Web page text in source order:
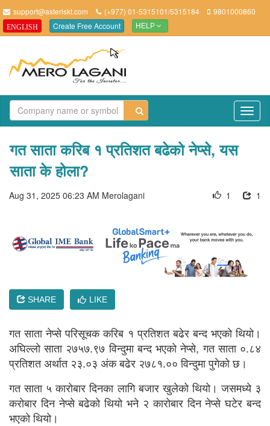
support@asteriskt.com (+977) 01-5315101/5315184 9801000860
ENGLISH Create Free Account HELP
गत साता करिब १ प्रतिशत बढेको नेप्से, यस
साता के होला?
Aug 31, 2025 06:23 AM Merolagani 1
1
SHARE LIKE
गत साता नेप्से परिसूचक करिब १ प्रतिशत बढेर बन्द भएको थियो।
अघिल्लो साता २७५७.९७ विन्दुमा बन्द भएको नेप्से, गत साता ०.८४
प्रतिशत अर्थात २३.०३ अंक बढेर २७८१.०० विन्दुमा पुगेको छ।
गत साता ५ कारोबार दिनका लागि बजार खुलेको थियो। जसमध्ये ३
करोबार दिन नेप्से बढेको थियो भने २ कारोबार दिन नेप्से घटेर बन्द
भएको थियो।